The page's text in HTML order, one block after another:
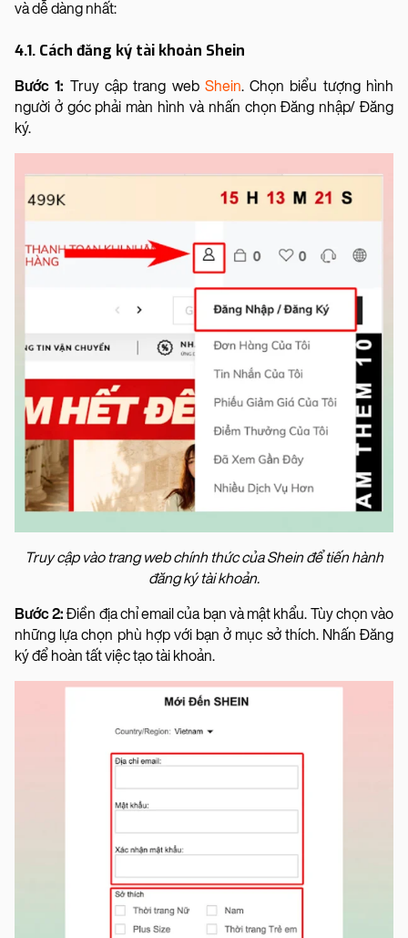
và dễ dàng nhất:
4.1. Cách đăng ký tài khoản Shein
Bước 1: Truy cập trang web Shein. Chọn biểu tượng hình
người ở góc phải màn hình và nhấn chọn Đăng nhập/ Đăng
ký.
Truy cập vào trang web chính thức của Shein để tiến hành
đăng ký tài khoản.
Bước 2:Điền địa chỉ email của bạn và mật khẩu. Tùy chọn vào
những lựa chọn phù hợp với bạn ở mục sở thích. Nhấn Đăng
ký để hoàn tất việc tạo tài khoản.